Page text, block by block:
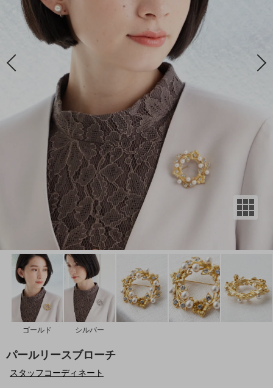
ゴールド シルバー
パールリースブローチ
スタッフコーディネート